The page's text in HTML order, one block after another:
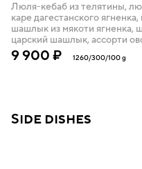
Люля-кебаб из телятины,
каре дагестанского
шашлык из мякоти ягненка,
царский шашлык, ассорти
9 900 ₽ 1260/300/100 g
Side dishes